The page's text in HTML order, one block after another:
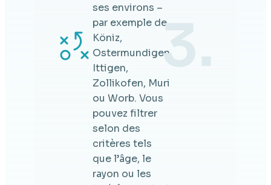
ses environs –
par exemple de
Köniz,
Ostermundigen,
Ittigen,
Zollikofen, Muri
ou Worb. Vous
pouvez filtrer
selon des
critères tels
que l’âge, le
rayon ou les
3.